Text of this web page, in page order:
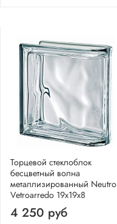
Торцевой стеклоблок
бесцветный волна
металлизированный Neutro
Vetroarredo 19x19x8
4 250 руб